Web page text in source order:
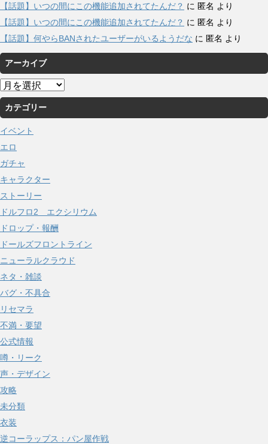
【話題】いつの間にこの機能追加されてたんだ？ に 匿名 より
【話題】いつの間にこの機能追加されてたんだ？ に 匿名 より
【話題】何やらBANされたユーザーがいるようだな に 匿名 より
アーカイブ
ア
ー
カ
イ
ブ
カテゴリー
イベント
エロ
ガチャ
キャラクター
ストーリー
ドルフロ2 エクシリウム
ドロップ・報酬
ドールズフロントライン
ニューラルクラウド
ネタ・雑談
バグ・不具合
リセマラ
不満・要望
公式情報
噂・リーク
声・デザイン
攻略
未分類
衣装
逆コーラップス：パン屋作戦